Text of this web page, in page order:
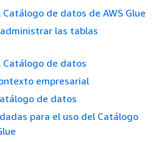
de datos de AWS Glue
las tablas
de datos
empresarial
de datos
para el uso del Catálogo